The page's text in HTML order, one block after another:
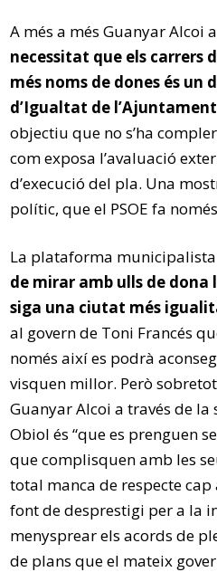
A més a més Guanyar Alcoi
necessitat que els carrers
més noms de dones és un
d’Igualtat de l’Ajuntament
objectiu que no s’ha
com exposa l’avaluació
d’execució del pla. Una
polític, que el PSOE fa
La plataforma
de mirar amb ulls de
siga una ciutat més
al govern de Toni Francés
només així es podrà
visquen millor. Però
Guanyar Alcoi a través de
Obiol és “que es prenguen
que complisquen amb les
total manca de respecte
font de desprestigi per a la
menysprear els acords de
de plans que el mateix